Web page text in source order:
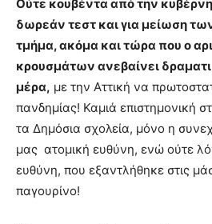
Ούτε κουβέντα από την
δωρεάν τεστ και για μείωση
τμήμα, ακόμα και τώρα που ο
κρουσμάτων ανεβαίνει
μέρα, με την Αττική να
πανδημίας! Καμιά επιστημονική
τα Δημόσια σχολεία, μόνο η
μας ατομική ευθύνη, ενώ ούτε
ευθύνη, που εξαντλήθηκε στις
παγουρίνο!